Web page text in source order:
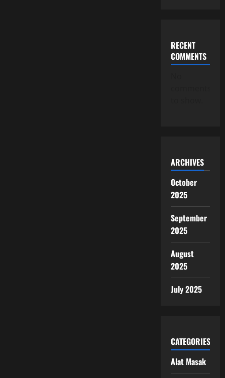
RECENT
COMMENTS
ARCHIVES
October
2025
September
2025
August
2025
July 2025
CATEGORIES
Alat Masak